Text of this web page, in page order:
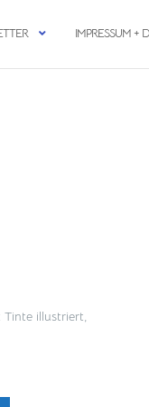
IMPRESSUM +
Tinte illustriert,